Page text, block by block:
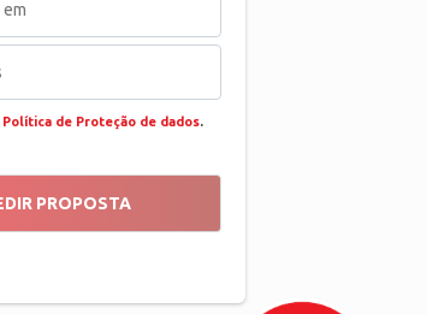
Política de Proteção de dados.